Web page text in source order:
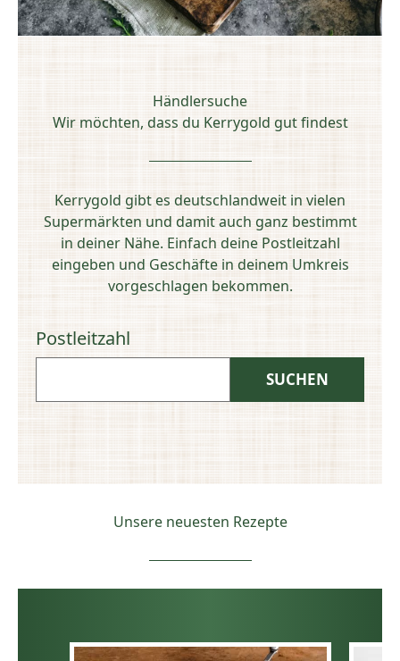
Händlersuche
Wir möchten, dass du Kerrygold gut findest
Kerrygold gibt es deutschlandweit in vielen
Supermärkten und damit auch ganz bestimmt
in deiner Nähe. Einfach deine Postleitzahl
eingeben und Geschäfte in deinem Umkreis
vorgeschlagen bekommen.
Postleitzahl
Unsere neuesten Rezepte